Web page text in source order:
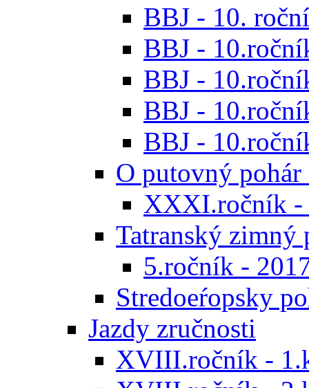
BBJ - 10.
BBJ -
BBJ -
BBJ -
BBJ -
O putovný
XXXI.ročník -
Tatranský zimný
5.ročník -
Stredoeŕopsky
Jazdy zručnosti
XVIII.ročník -